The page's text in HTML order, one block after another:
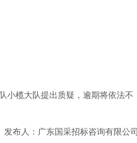
小榄大队提出质疑，逾期将依法不
发布人：广东国采招标咨询有限公司